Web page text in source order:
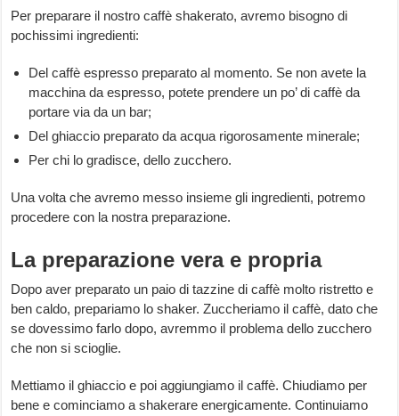
Per preparare il nostro caffè shakerato, avremo bisogno di
pochissimi ingredienti:
Del caffè espresso preparato al momento. Se non avete la
macchina da espresso, potete prendere un po’ di caffè da
portare via da un bar;
Del ghiaccio preparato da acqua rigorosamente minerale;
Per chi lo gradisce, dello zucchero.
Una volta che avremo messo insieme gli ingredienti, potremo
procedere con la nostra preparazione.
La preparazione vera e propria
Dopo aver preparato un paio di tazzine di caffè molto ristretto e
ben caldo, prepariamo lo shaker. Zuccheriamo il caffè, dato che
se dovessimo farlo dopo, avremmo il problema dello zucchero
che non si scioglie.
Mettiamo il ghiaccio e poi aggiungiamo il caffè. Chiudiamo per
bene e cominciamo a shakerare energicamente. Continuiamo